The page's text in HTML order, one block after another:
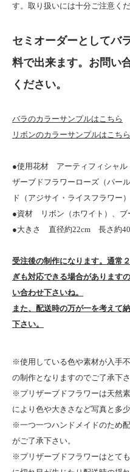
す。取り扱いには十分ご注意くだ
セミオーダーとしてバ
料で出来ます。お問い
ください。
バラのカラーサンプルはこちら
リボンのカラーサンプルはこちら
●使用花材 アーティフィシャル
ザーブドフラワーローズ（パー
ド（アジサイ・ライスフラワー）
●資材 リボン（ホワイト）、ブ
●大きさ 直径約22cm 長さ約
受注後の制作になります。通常
ぎも対応できる場合があります
い合わせ下さいね。
また、配送時の万が一を考えて
下さい。
※使用している色や素材が入手
の制作となりますのでご了承下さ
※プリザーブドフラワーは天然
により色や大きさなど写真と多
※一つ一つハンドメイドのため
がご了承下さい。
※プリザーブドフラワーはとて